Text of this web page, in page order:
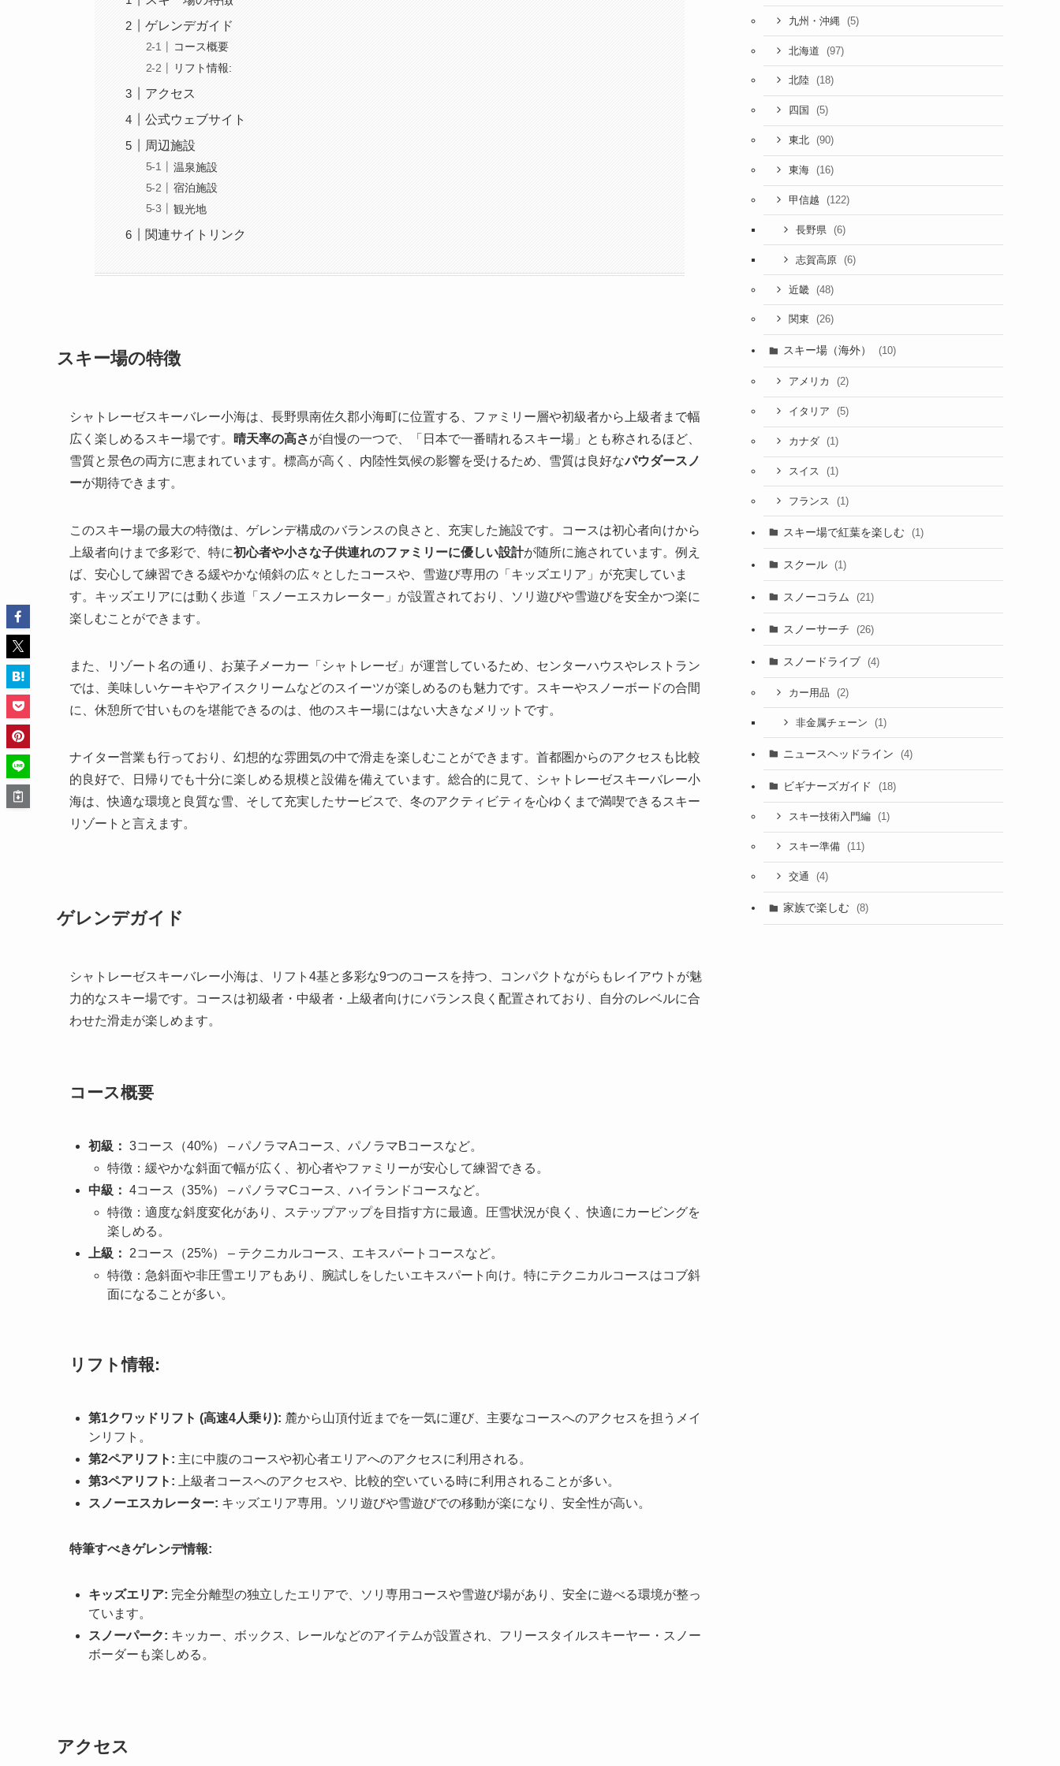
ゲレンデガイド
コース概要
リフト情報:
アクセス
公式ウェブサイト
周辺施設
温泉施設
宿泊施設
観光地
関連サイトリンク
スキー場の特徴
シャトレーゼスキーバレー小海は、長野県南佐久郡小海町に位置する、ファミリー層や初級者から上級者まで幅
広く楽しめるスキー場です。
晴天率の高さが自慢の一つで、「日本で一番晴れるスキー場」とも称されるほど、
雪質と景色の両方に恵まれています。標高が高く、内陸性気候の影響を受けるため、雪質は良好なパウダースノ
ーが期待できます。
このスキー場の最大の特徴は、ゲレンデ構成のバランスの良さと、充実した施設です。コースは初心者向けから
上級者向けまで多彩で、特に初心者や小さな子供連れのファミリーに優しい設計が随所に施されています。例え
ば、安心して練習できる緩やかな傾斜の広々としたコースや、雪遊び専用の「キッズエリア」が充実していま
す。キッズエリアには動く歩道「スノーエスカレーター」が設置されており、ソリ遊びや雪遊びを安全かつ楽に
楽しむことができます。
また、リゾート名の通り、お菓子メーカー「シャトレーゼ」が運営しているため、センターハウスやレストラン
では、美味しいケーキやアイスクリームなどのスイーツが楽しめるのも魅力です。スキーやスノーボードの合間
に、休憩所で甘いものを堪能できるのは、他のスキー場にはない大きなメリットです。
ナイター営業も行っており、幻想的な雰囲気の中で滑走を楽しむことができます。首都圏からのアクセスも比較
的良好で、日帰りでも十分に楽しめる規模と設備を備えています。総合的に見て、シャトレーゼスキーバレー小
海は、快適な環境と良質な雪、そして充実したサービスで、冬のアクティビティを心ゆくまで満喫できるスキー
リゾートと言えます。
ゲレンデガイド
シャトレーゼスキーバレー小海は、リフト4基と多彩な9つのコースを持つ、コンパクトながらもレイアウトが魅
力的なスキー場です。コースは初級者・中級者・上級者向けにバランス良く配置されており、自分のレベルに合
わせた滑走が楽しめます。
コース概要
初級： 3コース（40%） – パノラマAコース、パノラマBコースなど。
特徴：緩やかな斜面で幅が広く、初心者やファミリーが安心して練習できる。
中級： 4コース（35%） – パノラマCコース、ハイランドコースなど。
特徴：適度な斜度変化があり、ステップアップを目指す方に最適。圧雪状況が良く、快適にカービングを
楽しめる。
上級：
2コース（25%） – テクニカルコース、エキスパートコースなど。
特徴：急斜面や非圧雪エリアもあり、腕試しをしたいエキスパート向け。特にテクニカルコースはコブ斜
面になることが多い。
リフト情報:
第1クワッドリフト (高速4人乗り): 麓から山頂付近までを一気に運び、主要なコースへのアクセスを担うメイ
ンリフト。
第2ペアリフト: 主に中腹のコースや初心者エリアへのアクセスに利用される。
第3ペアリフト: 上級者コースへのアクセスや、比較的空いている時に利用されることが多い。
スノーエスカレーター: キッズエリア専用。ソリ遊びや雪遊びでの移動が楽になり、安全性が高い。
特筆すべきゲレンデ情報:
キッズエリア: 完全分離型の独立したエリアで、ソリ専用コースや雪遊び場があり、安全に遊べる環境が整っ
ています。
スノーパーク: キッカー、ボックス、レールなどのアイテムが設置され、フリースタイルスキーヤー・スノー
ボーダーも楽しめる。
アクセス
九州・沖縄 (5)
北海道 (97)
北陸 (18)
四国 (5)
東北 (90)
東海 (16)
甲信越 (122)
長野県 (6)
志賀高原 (6)
近畿 (48)
関東 (26)
スキー場（海外） (10)
アメリカ (2)
イタリア (5)
カナダ (1)
スイス (1)
フランス (1)
スキー場で紅葉を楽しむ (1)
スクール (1)
スノーコラム (21)
スノーサーチ (26)
スノードライブ (4)
カー用品 (2)
非金属チェーン (1)
ニュースヘッドライン (4)
ビギナーズガイド (18)
スキー技術入門編 (1)
スキー準備 (11)
交通 (4)
家族で楽しむ (8)